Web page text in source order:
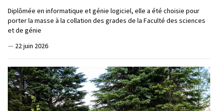
Diplômée en informatique et génie logiciel, elle a été choisie pour
porter la masse à la collation des grades de la Faculté des sciences
et de génie
— 22 juin 2026